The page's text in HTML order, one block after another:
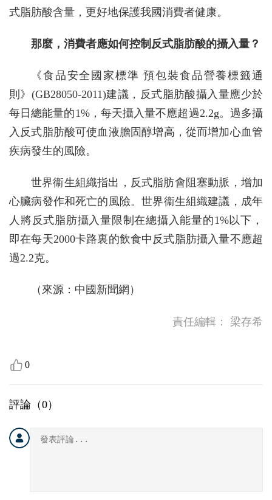
式脂肪酸含量，更好地保護我國消費者健康。
那麼，消費者應如何控制反式脂肪酸的攝入量？
《食品安全國家標準 預包裝食品營養標籤通
則》(GB28050-2011)建議，反式脂肪酸攝入量應少於
每日總能量的1%，每天攝入量不應超過2.2g。過多攝
入反式脂肪酸可使血液膽固醇增高，從而增加心血管
疾病發生的風險。
世界衞生組織指出，反式脂肪會阻塞動脈，增加
心臟病發作和死亡的風險。世界衞生組織建議，成年
人將反式脂肪攝入量限制在總攝入能量的1%以下，
即在每天2000卡路裏的飲食中反式脂肪攝入量不應超
過2.2克。
（來源：中國新聞網）
責任編輯： 梁存希
0
評論（0）